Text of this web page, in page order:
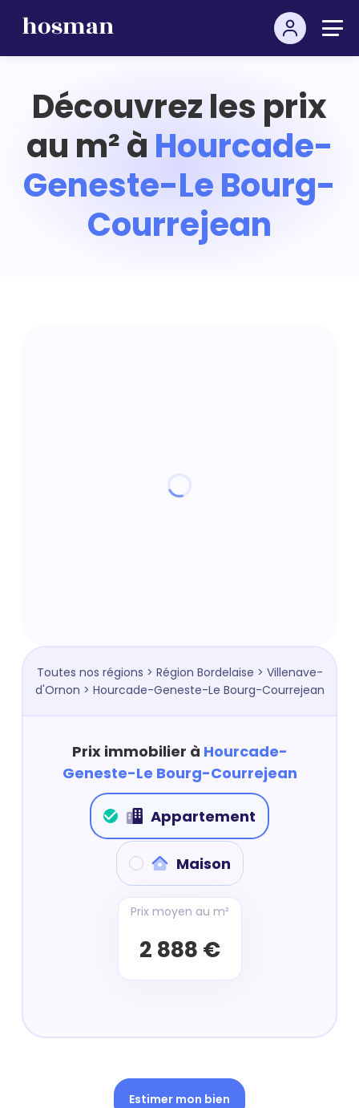
Découvrez les prix
au m² à Hourcade-
Geneste-Le Bourg-
Courrejean
Toutes nos régions > Région Bordelaise > Villenave-
d'Ornon > Hourcade-Geneste-Le Bourg-Courrejean
Prix immobilier à Hourcade-
Geneste-Le Bourg-Courrejean
Appartement
Maison
Prix moyen au m²
2 888 €
Estimer mon bien